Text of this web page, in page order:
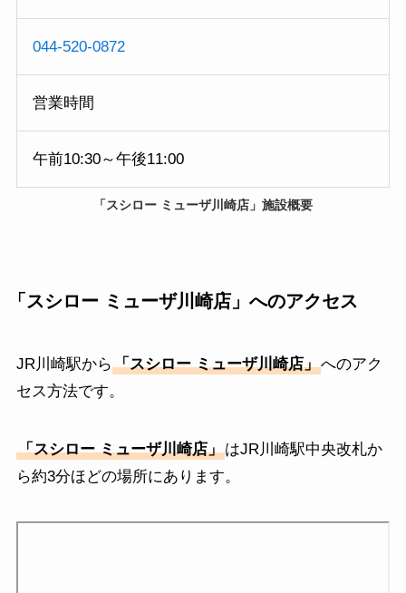
044-520-0872
営業時間
午前10:30～午後11:00
「 スシロー ミューザ川崎店 」施設概要
「 スシロー ミューザ川崎店」 へのアクセス
JR川崎駅から 「スシロー ミューザ川崎店」へのアク
セス方法です。
「スシロー ミューザ川崎店」はJR川崎駅中央改札か
ら約3分ほどの場所にあります。